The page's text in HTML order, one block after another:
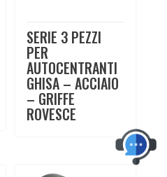
SERIE 3 PEZZI
PER
AUTOCENTRANTI
GHISA – ACCIAIO
– GRIFFE
ROVESCE